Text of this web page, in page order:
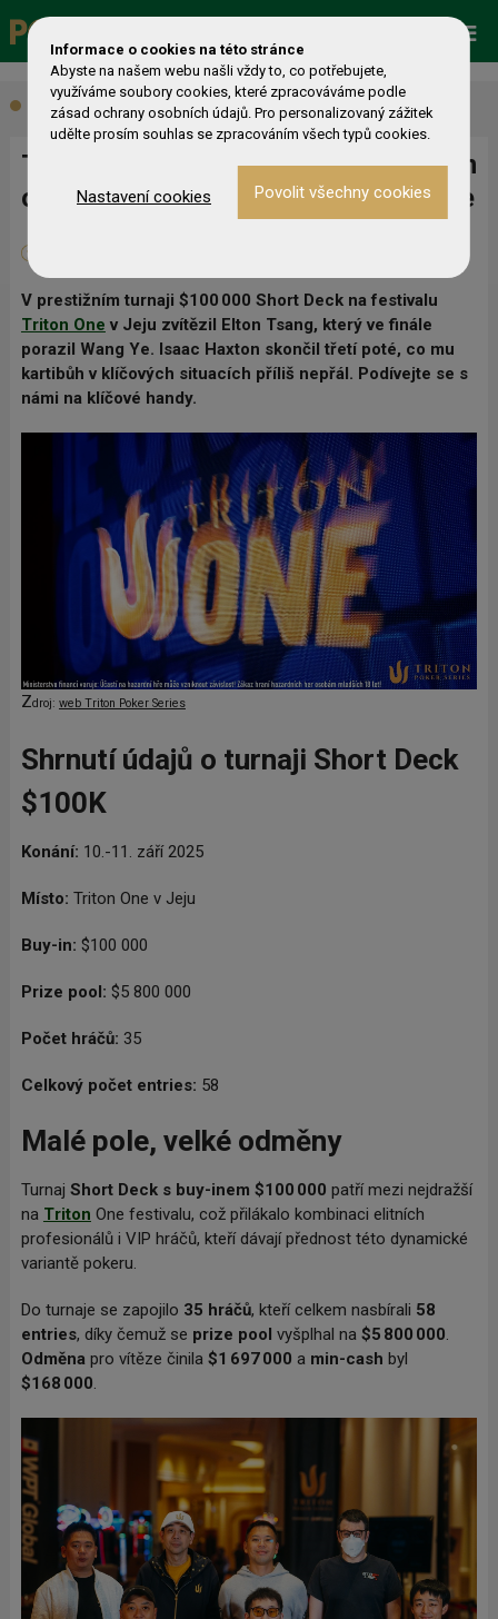
Aktuálně
Triton One $100K Short Deck: Haxton
opět těsně bez titulu, Tsang triumfuje
V prestižním turnaji $100 000 Short Deck na festivalu
Triton One v Jeju zvítězil Elton Tsang, který ve finále
porazil Wang Ye. Isaac Haxton skončil třetí poté, co mu
kartibůh v klíčových situacích příliš nepřál. Podívejte se s
námi na klíčové handy.
Zdroj: web Triton Poker Series
Shrnutí údajů o turnaji Short Deck
$100K
Konání: 10.-11. září 2025
Místo: Triton One v Jeju
Buy-in: $100 000
Prize pool: $5 800 000
Počet hráčů: 35
Celkový počet entries: 58
Malé pole, velké odměny
Turnaj Short Deck s buy-inem $100 000 patří mezi nejdražší
na Triton One festivalu, což přilákalo kombinaci elitních
profesionálů i VIP hráčů, kteří dávají přednost této dynamické
variantě pokeru.
Do turnaje se zapojilo 35 hráčů, kteří celkem nasbírali 58
entries, díky čemuž se prize pool vyšplhal na $5 800 000.
Odměna pro vítěze činila $1 697 000 a min-cash byl
$168 000.
Informace o cookies na této stránce
Abyste na našem webu našli vždy to, co potřebujete,
využíváme soubory cookies, které zpracováváme podle
zásad ochrany osobních údajů. Pro personalizovaný zážitek
udělte prosím souhlas se zpracováním všech typů cookies.
Nastavení cookies